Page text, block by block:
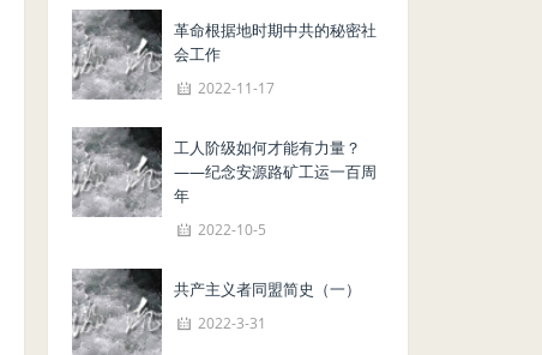
革命根据地时期中共的秘密社
会工作
2022-11-17
工人阶级如何才能有力量？
——纪念安源路矿工运一百周
年
2022-10-5
共产主义者同盟简史（一）
2022-3-31